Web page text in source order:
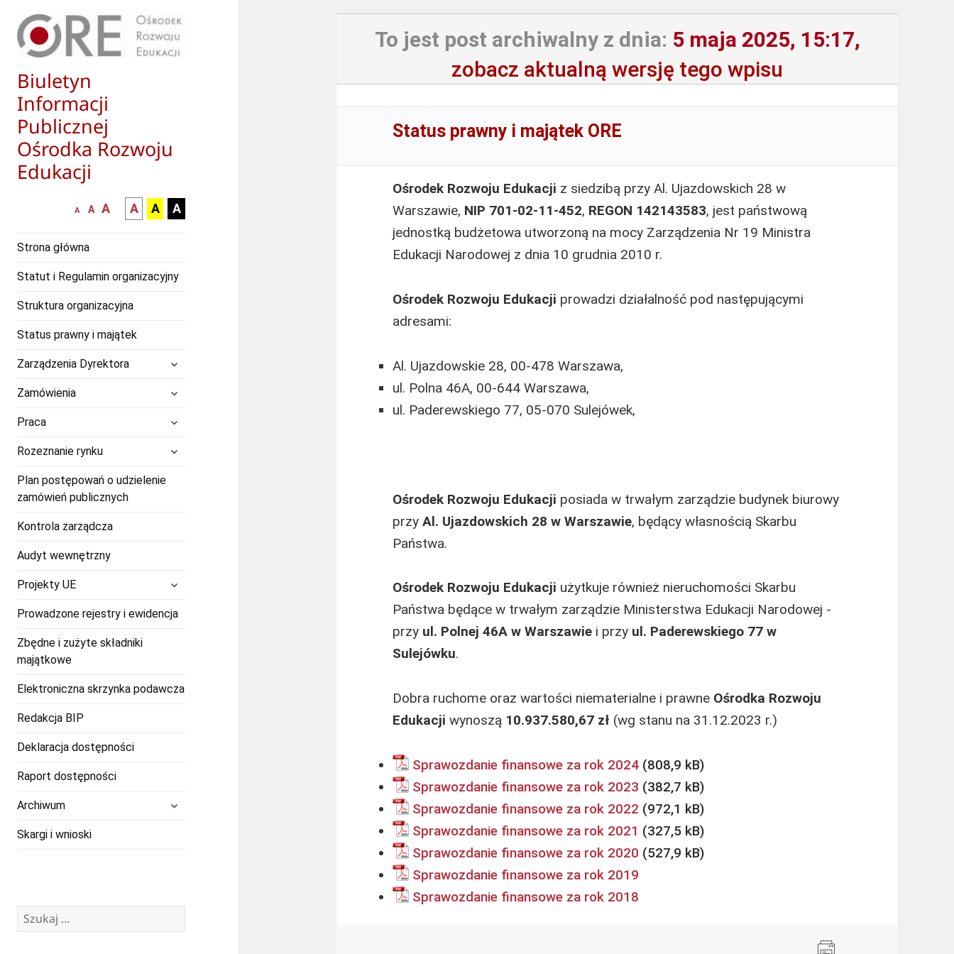
Biuletyn
Informacji
Publicznej
Ośrodka Rozwoju
Edukacji
mniejsza
A
normalna
A
większa-
czcionka
A
kontrast
czarny
białym
A
kontrast
czarny
zółtym
A
kontrast
żółty
A
Strona główna
Statut i Regulamin organizacyjny
Struktura organizacyjna
Status prawny i majątek
Zarządzenia Dyrektora
rozwiń
menu
Zamówienia
Praca
Rozeznanie rynkurozwiń
menu
potomne
Plan postępowań o udzielenie
zamówień publicznych
Kontrola zarządcza
Audyt wewnętrzny
Projekty UE
potomne
Prowadzone rejestry i ewidencja
Zbędne i zużyte składniki
majątkowe
Elektroniczna skrzynka podawcza
Redakcja BIP
Deklaracja dostępności
Raport dostępności
Archiwum
Skargi i wnioski
Szukaj:
To jest post archiwalny z dnia: 5 maja 2025, 15:17,
zobacz aktualną wersję tego wpisu
Status prawny i majątek ORE
Ośrodek Rozwoju Edukacji z siedzibą przy Al. Ujazdowskich 28 w
Warszawie, NIP 701-02-11-452, REGON 142143583, jest państwową
jednostką budżetowa utworzoną na mocy Zarządzenia Nr 19 Ministra
Edukacji Narodowej z dnia 10 grudnia 2010 r.
Ośrodek Rozwoju Edukacji prowadzi działalność pod następującymi
adresami:
Al. Ujazdowskie 28, 00-478 Warszawa,
ul. Polna 46A, 00-644 Warszawa,
ul. Paderewskiego 77, 05-070 Sulejówek,
Ośrodek Rozwoju Edukacji posiada w trwałym zarządzie budynek biurowy
przyAl. Ujazdowskich 28 w Warszawie, będący własnością Skarbu
Państwa.
Ośrodek Rozwoju Edukacji użytkuje również nieruchomości Skarbu
Państwa będące w trwałym zarządzie Ministerstwa Edukacji Narodowej ‑
przy ul. Polnej 46A w Warszawie i przy ul. Paderewskiego 77 w
Sulejówku.
Dobra ruchome oraz wartości niematerialne i prawne Ośrodka Rozwoju
Edukacji wynoszą 10.937.580,67 zł (wg stanu na 31.12.2023 r.)
Sprawozdanie finansowe za rok 2024
Sprawozdanie finansowe za rok 2023
Sprawozdanie finansowe za rok 2022
Sprawozdanie finansowe za rok 2021
Sprawozdanie finansowe za rok 2020
Sprawozdanie finansowe za rok 2019
Sprawozdanie finansowe za rok 2018